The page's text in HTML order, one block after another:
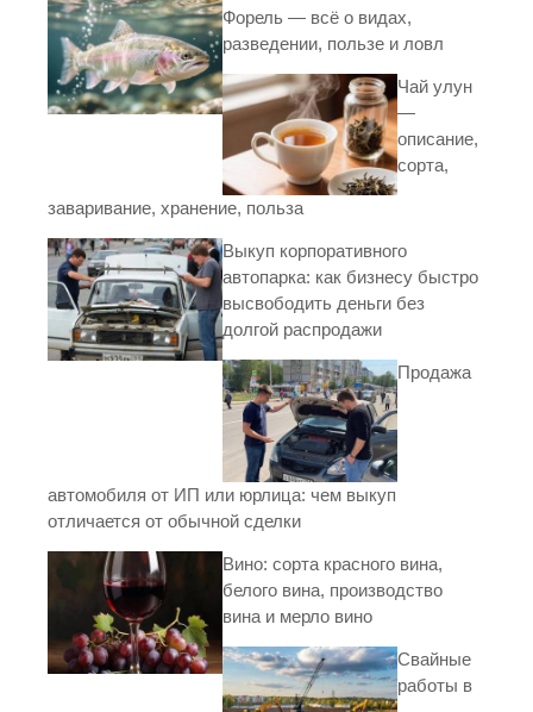
Форель — всё о видах,
разведении, пользе и ловл
Чай улун
—
описание,
сорта,
заваривание, хранение, польза
Выкуп корпоративного
автопарка: как бизнесу быстро
высвободить деньги без
долгой распродажи
Продажа
автомобиля от ИП или юрлица: чем выкуп
отличается от обычной сделки
Вино: сорта красного вина,
белого вина, производство
вина и мерло вино
Свайные
работы в